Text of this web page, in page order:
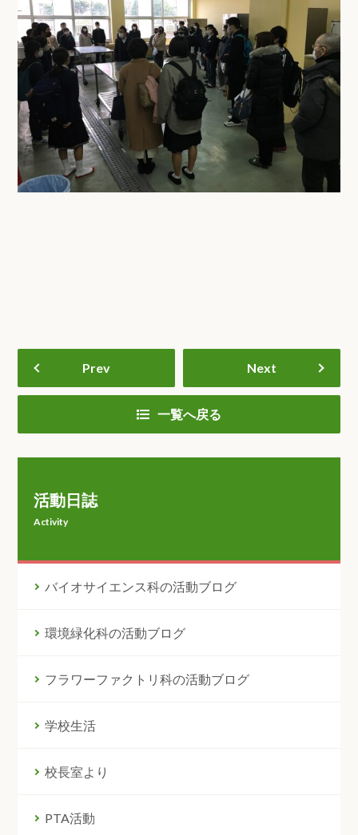
Prev Next
一覧へ戻る
活動日誌
Activity
バイオサイエンス科の活動ブログ
環境緑化科の活動ブログ
フラワーファクトリ科の活動ブログ
学校生活
校長室より
PTA活動